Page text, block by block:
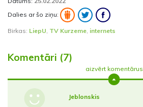
Dalies ar šo ziņu:
Birkas: LiepU TV Kurzeme internets
Komentāri (7)
aizvērt komentārus
Jeblonskis